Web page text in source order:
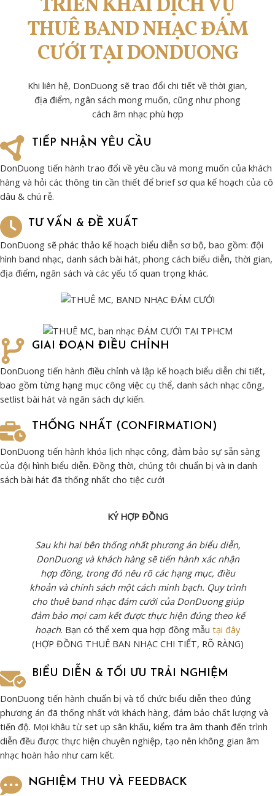
TRIỂN KHAI DỊCH VỤ
THUÊ BAND NHẠC ĐÁM
CƯỚI TẠI DONDUONG
Khi liên hệ, DonDuong sẽ trao đổi chi tiết về thời gian,
địa điểm, ngân sách mong muốn, cũng như phong
cách âm nhạc phù hợp
TIẾP NHẬN YÊU CẦU
DonDuong tiến hành trao đổi về yêu cầu và mong muốn của khách
hàng và hỏi các thông tin cần thiết để brief sơ qua kế hoạch của cô
dâu & chú rễ.
TƯ VẤN & ĐỀ XUẤT
DonDuong sẽ phác thảo kế hoạch biểu diễn sơ bộ, bao gồm: đội
hình band nhạc, danh sách bài hát, phong cách biểu diễn, thời gian,
địa điểm, ngân sách và các yếu tố quan trọng khác.
GIAI ĐOẠN ĐIỀU CHỈNH
DonDuong tiến hành điều chỉnh và lập kế hoạch biểu diễn chi tiết,
bao gồm từng hạng mục công việc cụ thể, danh sách nhạc công,
setlist bài hát và ngân sách dự kiến.
THỐNG NHẤT (CONFIRMATION)
DonDuong tiến hành khóa lịch nhạc công, đảm bảo sự sẵn sàng
của đội hình biểu diễn. Đồng thời, chúng tôi chuẩn bị và in danh
sách bài hát đã thống nhất cho tiệc cưới
KÝ HỢP ĐỒNG
Sau khi hai bên thống nhất phương án biểu diễn,
DonDuong và khách hàng sẽ tiến hành xác nhận
hợp đồng, trong đó nêu rõ các hạng mục, điều
khoản và chính sách một cách minh bạch. Quy trình
cho thuê band nhạc đám cưới của DonDuong giúp
đảm bảo mọi cam kết được thực hiện đúng theo kế
hoạch. Bạn có thể xem qua hợp đồng mẫu tại đây
(HỢP ĐỒNG THUÊ BAN NHẠC CHI TIẾT, RÕ RÀNG)
BIỂU DIỄN & TỐI ƯU TRẢI NGHIỆM
DonDuong tiến hành chuẩn bị và tổ chức biểu diễn theo đúng
phương án đã thống nhất với khách hàng, đảm bảo chất lượng và
tiến độ. Mọi khâu từ set up sân khấu, kiểm tra âm thanh đến trình
diễn đều được thực hiện chuyên nghiệp, tạo nên không gian âm
nhạc hoàn hảo như cam kết.
NGHIỆM THU VÀ FEEDBACK